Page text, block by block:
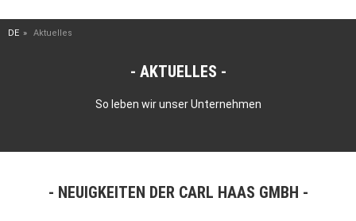
DE Aktuelles
AKTUELLES
So leben wir unser Unternehmen
NEUIGKEITEN DER CARL HAAS GMBH